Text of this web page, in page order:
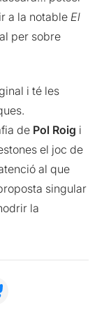
a la notable El
per sobre
i té les
de Pol Roig i
el joc de
al que
singular
la